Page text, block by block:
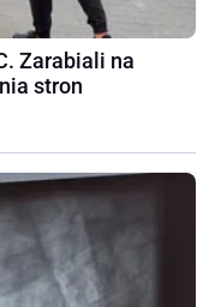
Zarabiali na
stron